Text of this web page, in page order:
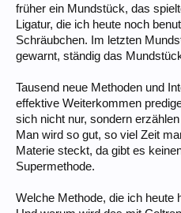
früher ein Mundstück, das
Ligatur, die ich heute noch
Schräubchen. Im letzten
gewarnt, ständig das
Tausend neue Methoden und
effektive Weiterkommen
sich nicht nur, sondern
Man wird so gut, so viel Zeit
Materie steckt, da gibt es
Supermethode.
Welche Methode, die ich heute